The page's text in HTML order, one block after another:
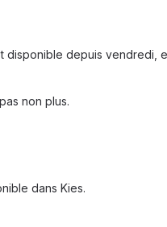
depuis vendredi,
non plus.
dans Kies.